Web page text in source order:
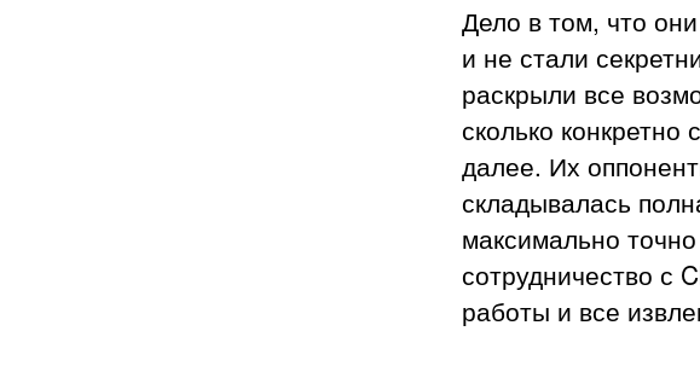
Дело в том, что
и не стали
раскрыли все
сколько конкретно
далее. Их
складывалась
максимально
сотрудничество с
работы и все